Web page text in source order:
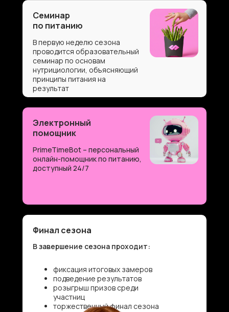
В первую неделю сезона
проводится образовательный
семинар по основам
нутрициологии, объясняющий
принципы питания на
результат
PrimeTimeBot – персональный
онлайн-помощник по питанию,
доступный 24/7
В завершение сезона проходит:
фиксация итоговых замеров
подведение результатов
розыгрыш призов среди
участниц
торжественный финал сезона
Семинар
по питанию
Электронный
помощник
Финал сезона